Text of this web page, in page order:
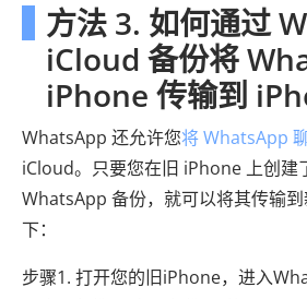
方法 3. 如何通过
iCloud 备份将
iPhone 传输到
WhatsApp 还允许您将 WhatsApp
iCloud。只要您在旧 iPhone 上创建
WhatsApp 备份，就可以将其传输
下：
步骤1. 打开您的旧iPhone，进入